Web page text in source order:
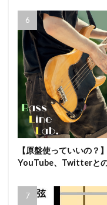
【原盤使っていいの？
YouTube、Twitterと